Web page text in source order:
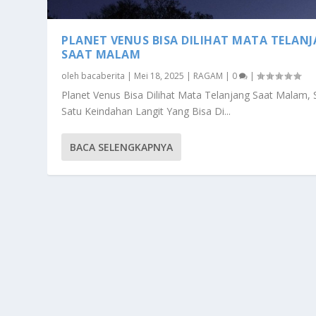
PLANET VENUS BISA DILIHAT MATA
SAAT MALAM
oleh bacaberita | Mei 18, 2025 | RAGAM | 0 |
Planet Venus Bisa Dilihat Mata Telanjang Saat Malam,
Satu Keindahan Langit Yang Bisa Di...
BACA SELENGKAPNYA